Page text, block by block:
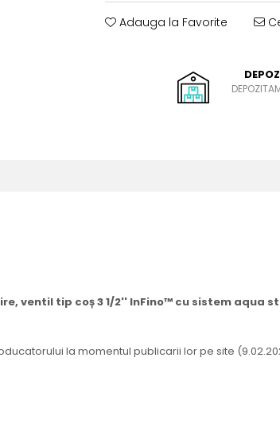
Adauga la Favorite
ventil tip coș 3 1/2'' InFino™ cu sistem aqua
la momentul publicarii lor pe site